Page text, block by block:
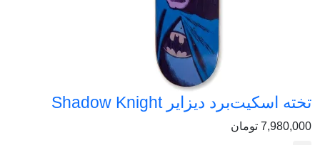
تخته اسکیت‌برد دیزایر Shadow Knight
7,980,000 تومان